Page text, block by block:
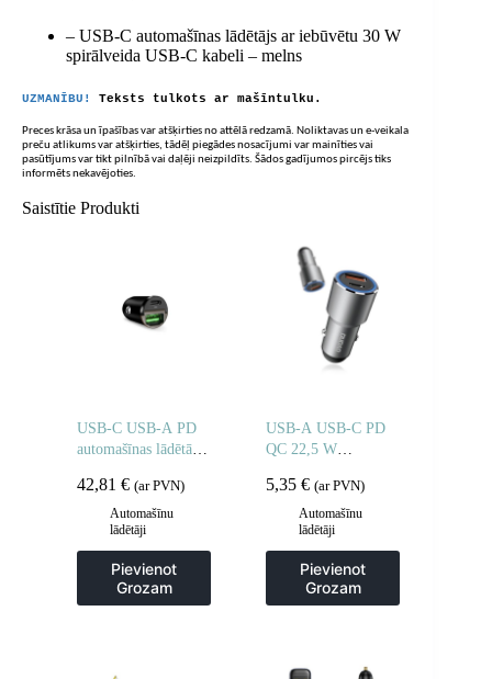
– USB-C automašīnas lādētājs ar iebūvētu 30 W
spirālveida USB-C kabeli – melns
UZMANĪBU! Teksts tulkots ar mašīntulku.
Preces krāsa un īpašības var atšķirties no attēlā redzamā. Noliktavas un e-veikala
preču atlikums var atšķirties, tādēļ piegādes nosacījumi var mainīties vai
pasūtījums var tikt pilnībā vai daļēji neizpildīts. Šādos gadījumos pircējs tiks
informēts nekavējoties.
Saistītie Produkti
USB-C USB-A PD
automašīnas lādētājs
42,81 € (ar PVN)
Automašīnu
lādētāji
Pievienot
Grozam
USB-A USB-C PD
QC 22,5 W
– pelēks
5,35€ (ar PVN)
Automašīnu
lādētāji
Pievienot
Grozam